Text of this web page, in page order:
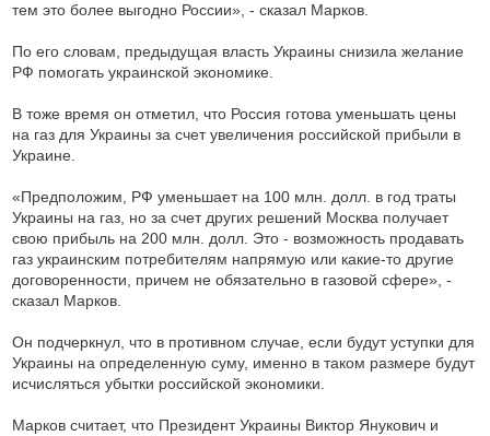
тем это более выгодно России», - сказал Марков.
По его словам, предыдущая власть Украины снизила желание
РФ помогать украинской экономике.
В тоже время он отметил, что Россия готова уменьшать цены
на газ для Украины за счет увеличения российской прибыли в
Украине.
«Предположим, РФ уменьшает на 100 млн. долл. в год траты
Украины на газ, но за счет других решений Москва получает
свою прибыль на 200 млн. долл. Это - возможность продавать
газ украинским потребителям напрямую или какие-то другие
договоренности, причем не обязательно в газовой сфере», -
сказал Марков.
Он подчеркнул, что в противном случае, если будут уступки для
Украины на определенную суму, именно в таком размере будут
исчисляться убытки российской экономики.
Марков считает, что Президент Украины Виктор Янукович и